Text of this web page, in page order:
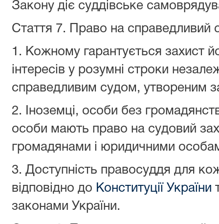
Закону діє суддівське
Стаття 7. Право на справедливий
1. Кожному гарантується захист
інтересів у розумні строки
справедливим судом, утвореним
2. Іноземці, особи без
особи мають право на судовий
громадянами і юридичними
3. Доступність правосуддя для
відповідно до Конституції України
законами України.